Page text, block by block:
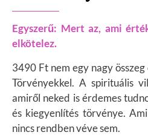
Egyszerű: Mert az, ami
elkötelez.
3490 Ft nem egy nagy
Törvényekkel. A spirituális
amiről neked is érdemes
és kiegyenlítés törvénye.
nincs rendben véve sem.